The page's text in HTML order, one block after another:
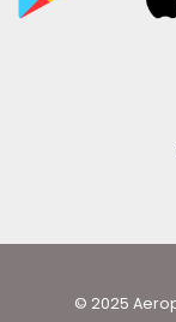
© 2025